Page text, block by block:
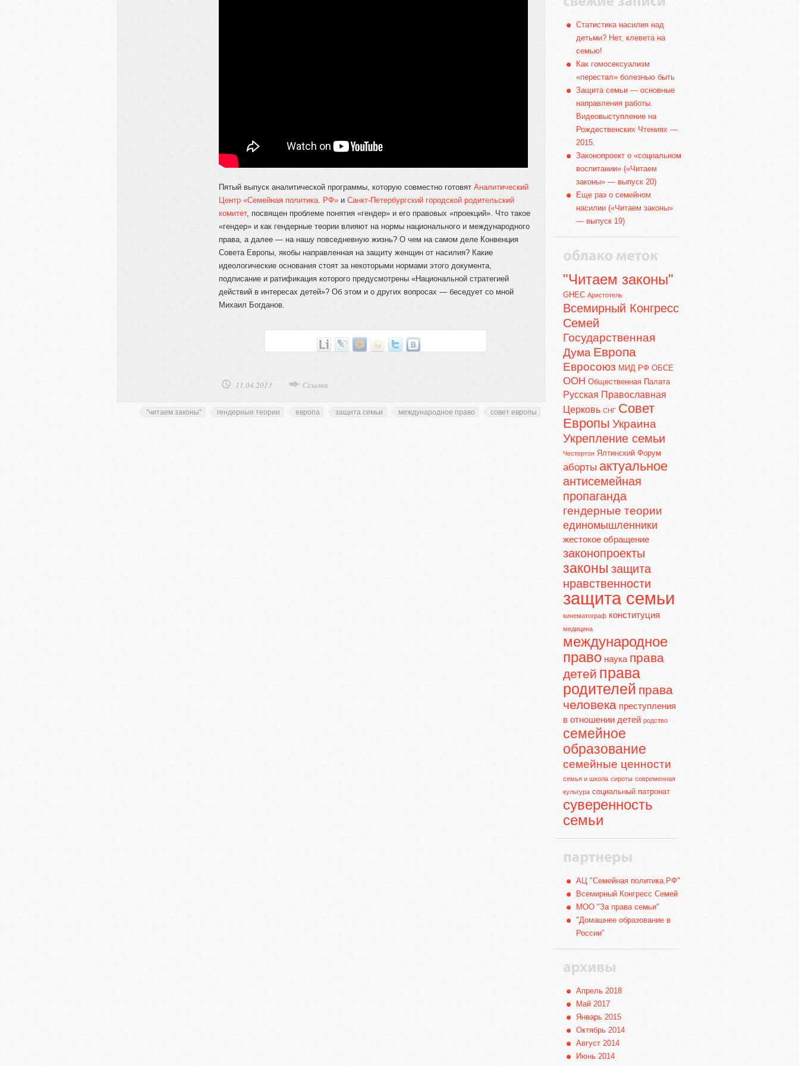
Статистика насилия над
детьми? Нет, клевета на
семью!
Как гомосексуализм
«перестал» болезнью быть
Защита семьи — основные
направления работы.
Видеовыступление на
Рождественских Чтениях —
2015.
Законопроект о «социальном
воспитании» («Читаем
законы» — выпуск 20)
Еще раз о семейном
насилии («Читаем законы»
— выпуск 19)
"Читаем законы"
GHEC Аристотель
Всемирный Конгресс
Семей
Государственная
Дума Европа
Евросоюз МИД РФ ОБСЕ
ООН Общественная Палата
Русская Православная
Церковь СНГ Совет
Европы Украина
Укрепление семьи
Честертон Ялтинский Форум
аборты актуальное
антисемейная
пропаганда
гендерные теории
единомышленники
жестокое обращение
законопроекты
законы защита
нравственности
защита семьи
кинематограф конституция
медицина
международное
право наука права
детей права
родителей права
человека преступления
в отношении детей родство
семейное
образование
семейные ценности
семья и школа сироты современная
культура социальный патронат
суверенность
семьи
АЦ "Семейная политика.РФ"
Всемирный Конгресс Семей
МОО "За права семьи"
"Домашнее образование в
России"
Апрель 2018
Май 2017
Январь 2015
Октябрь 2014
Август 2014
Июнь 2014
Пятый выпуск аналитической программы, которую совместно готовят Аналитический
Центр «Семейная политика. РФ» и Санкт-Петербургский городской родительский
комитет, посвящен проблеме понятия «гендер» и его правовых «проекций». Что такое
«гендер» и как гендерные теории влияют на нормы национального и международного
права, а далее — на нашу повседневную жизнь? О чем на самом деле Конвенция
Совета Европы, якобы направленная на защиту женщин от насилия? Какие
идеологические основания стоят за некоторыми нормами этого документа,
подписание и ратификация которого предусмотрены «Национальной стратегией
действий в интересах детей»? Об этом и о других вопросах — беседует со мной
Михаил Богданов.
11.04.2013 Ссылка
"читаем законы" гендерные теории европа защита семьи международное право совет европы